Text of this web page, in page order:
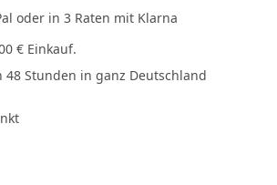
oder in 3 Raten mit Klarna
€ Einkauf.
Stunden in ganz Deutschland